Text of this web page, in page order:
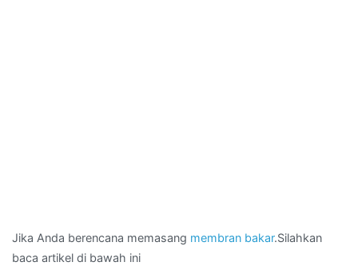
Jika Anda berencana memasang membran bakar.Silahkan
baca artikel di bawah ini